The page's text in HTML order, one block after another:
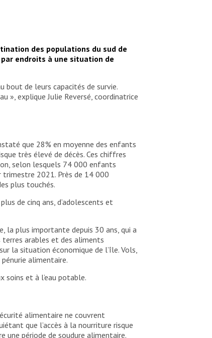
des populations du sud de
endroits à une situation de
bout de leurs capacités de survie.
», explique Julie Reversé, coordinatrice
que 28% en moyenne des enfants
très élevé de décès. Ces chiffres
selon lesquels 74 000 enfants
2021. Près de 14 000
plus touchés.
de cinq ans, d’adolescents et
la plus importante depuis 30 ans, qui a
arables et des aliments
la situation économique de l’île. Vols,
alimentaire.
soins et à l’eau potable.
alimentaire ne couvrent
que l’accès à la nourriture risque
une période de soudure alimentaire.